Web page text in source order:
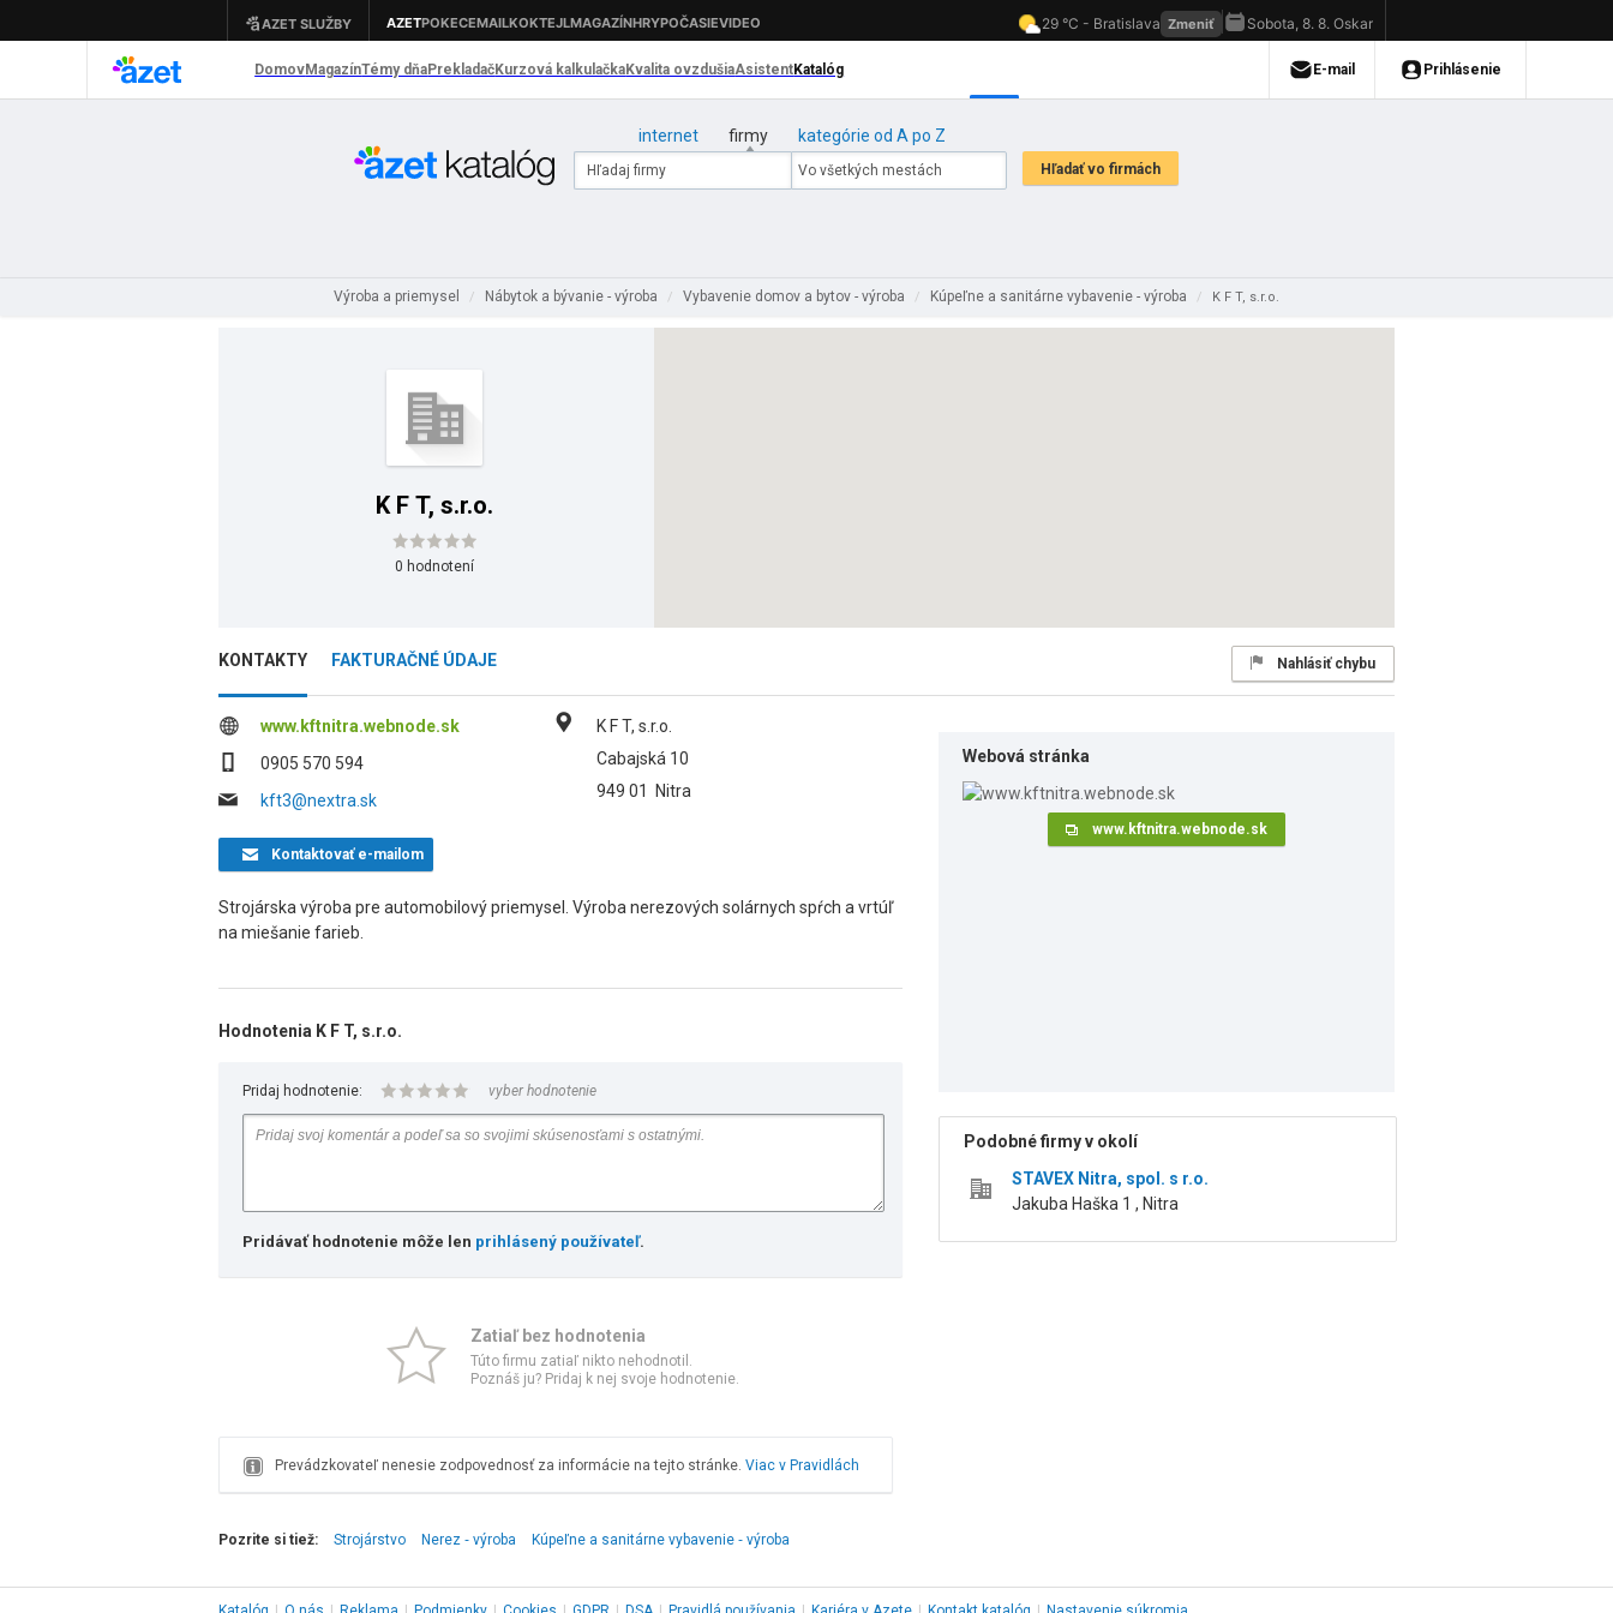
internet firmy kategórie od A po Z
Výroba a priemysel / Nábytok a bývanie - výroba / Vybavenie domov a bytov - výroba / Kúpeľne a sanitárne vybavenie - výroba / K F T, s.r.o.
K F T, s.r.o.
0 hodnotení
KONTAKTY FAKTURAČNÉ ÚDAJE Nahlásiť chybu
www.kftnitra.webnode.sk
0905 570 594
kft3@nextra.sk
K F T, s.r.o.
Cabajská 10
949 01
Nitra
Kontaktovaťe-mailom
Strojárska výroba pre automobilový priemysel. Výroba nerezových solárnych spŕch a vrtúľ
na miešanie farieb.
Hodnotenia K F T, s.r.o.
Pridaj hodnotenie: vyber hodnotenie
Pridávať hodnotenie môže len prihlásený používateľ.
Zatiaľ bez hodnotenia
Túto firmu zatiaľ nikto nehodnotil.
Poznáš ju? Pridaj k nej svoje hodnotenie.
Prevádzkovateľ nenesie zodpovednosť za informácie na tejto stránke. Viac v Pravidlách
Webová stránka
www.kftnitra.webnode.sk
Podobné firmy v okolí
STAVEX Nitra, spol. s r.o.
Jakuba Haška 1 , Nitra
Pozrite si tiež: Strojárstvo Nerez ‑ výroba Kúpeľne a sanitárne vybavenie ‑ výroba